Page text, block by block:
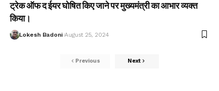
ट्रेक ऑफ द ईयर घोषित किए जाने पर मुख्यमंत्री का आभार व्यक्त
किया।
Lokesh Badoni August 25, 2024
Previous Next